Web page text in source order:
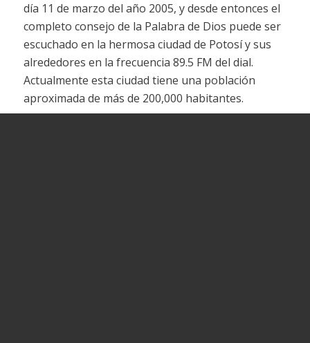
día 11 de marzo del año 2005, y desde entonces el
completo consejo de la Palabra de Dios puede ser
escuchado en la hermosa ciudad de Potosí y sus
alrededores en la frecuencia 89.5 FM del dial.
Actualmente esta ciudad tiene una población
aproximada de más de 200,000 habitantes.